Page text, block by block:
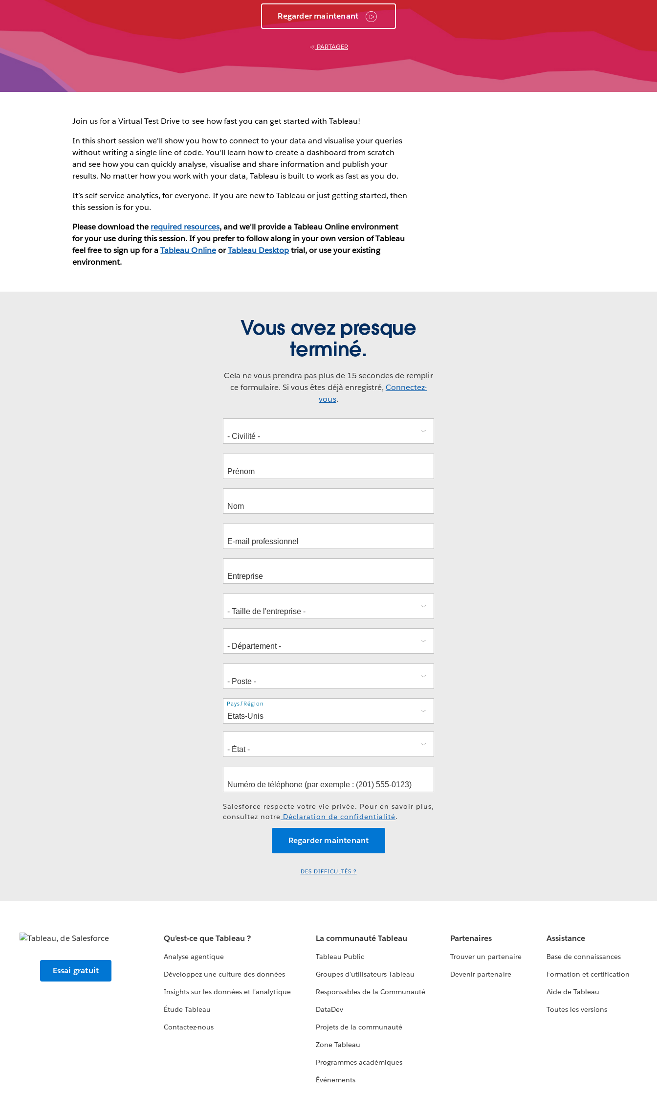
Regarder maintenant
PARTAGER
Join us for a Virtual Test Drive to see how fast you can get started with Tableau!
In this short session we'll show you how to connect to your data and visualise your queries
without writing a single line of code. You'll learn how to create a dashboard from scratch
and see how you can quickly analyse, visualise and share information and publish your
results. No matter how you work with your data, Tableau is built to work as fast as you do.
It’s self-service analytics, for everyone. If you are new to Tableau or just getting started, then
this session is for you.
Please download the required resources, and we'll provide a Tableau Online environment
for your use during this session. If you prefer to follow along in your own version of Tableau
feel free to sign up for aTableau OnlineorTableau Desktoptrial, or use your existing
environment.
Vous avez presque
terminé.
Cela ne vous prendra pas plus de 15 secondes de remplir
ce formulaire. Si vous êtes déjà enregistré, Connectez-
vous.
Adresse
Pays/Région
Salesforce respecte votre vie privée. Pour en savoir plus,
consultez notre Déclaration de confidentialité.
DES DIFFICULTÉS ?
Essai gratuit
Qu'est-ce que Tableau ?
Analyse agentique
Développez une culture des données
Insights sur les données et l'analytique
Étude Tableau
Contactez-nous
La communauté Tableau
Tableau Public
Groupes d'utilisateurs Tableau
Responsables de la Communauté
DataDev
Projets de la communauté
Zone Tableau
Programmes académiques
Événements
Partenaires
Trouver un partenaire
Devenir partenaire
Assistance
Base de connaissances
Formation et certification
Aide de Tableau
Toutes les versions